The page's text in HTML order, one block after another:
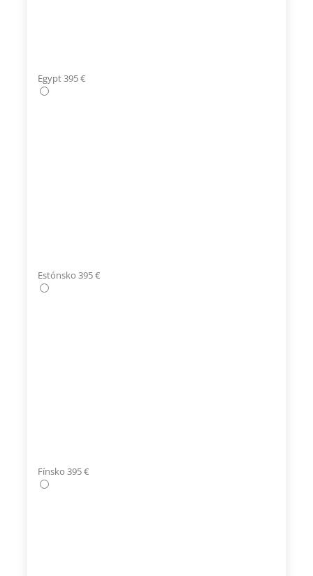
Egypt 395 €
Estónsko 395 €
Fínsko 395 €